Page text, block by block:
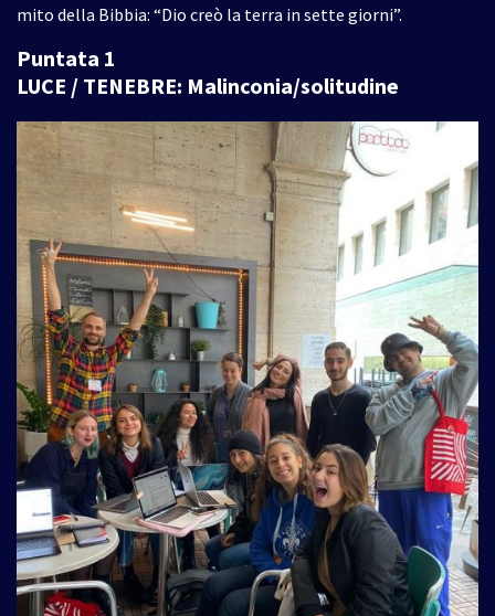
mito della Bibbia: “Dio creò la terra in sette giorni”.
Puntata 1
LUCE / TENEBRE: Malinconia/solitudine